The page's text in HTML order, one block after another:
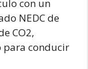
con un
NEDC de
CO2,
para conducir